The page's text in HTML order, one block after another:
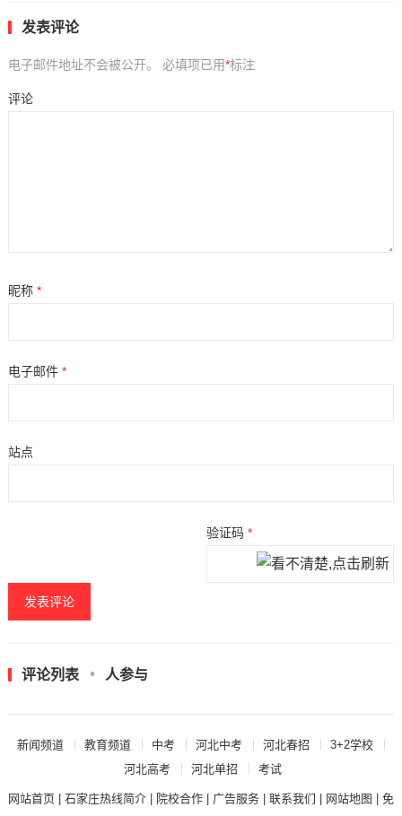
发表评论
电子邮件地址不会被公开。 必填项已用*标注
评论
昵称 *
电子邮件 *
站点
验证码*
评论列表 人参与
新闻频道 教育频道 中考 河北中考 河北春招
3+2学校
河北高考
河北单招 考试
网站首页| 石家庄热线简介| 院校合作| 广告服务| 联系我们 网站地图 免